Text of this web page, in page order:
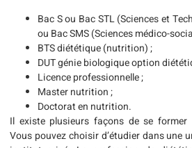
Bac S ou Bac STL (Sciences et
ou Bac SMS (Sciences médico-
BTS diététique (nutrition) ;
DUT génie biologique option
Licence professionnelle ;
Master nutrition ;
Doctorat en nutrition.
Il existe plusieurs façons de se former
Vous pouvez choisir d’étudier dans une